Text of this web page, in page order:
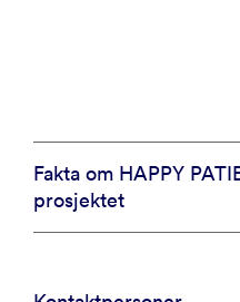
Fakta om HAPPY
prosjektet